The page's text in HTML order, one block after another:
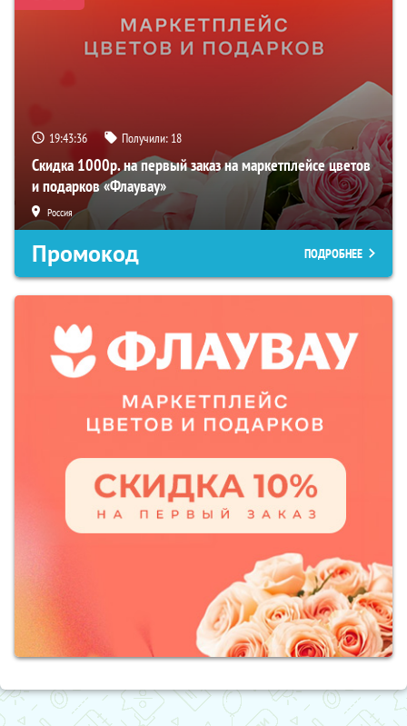
19:43:35 Получили: 18
Скидка 1000р. на первый заказ на маркетплейсе цветов
и подарков «Флаувау»
Россия
Промокод ПОДРОБНЕЕ